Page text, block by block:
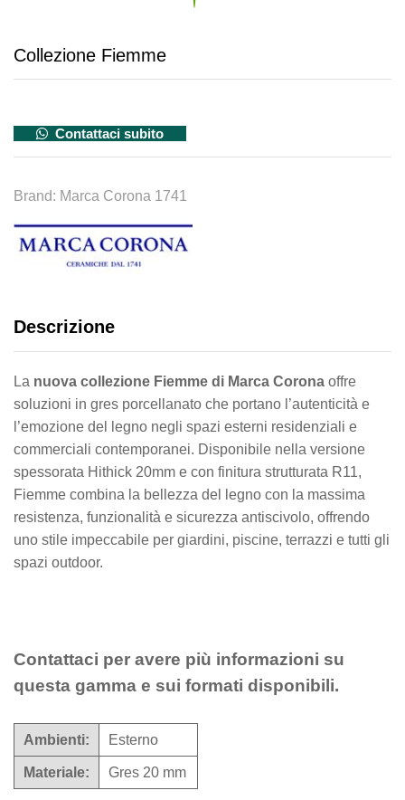
Collezione Fiemme
Contattaci subito
Brand: Marca Corona 1741
Descrizione
La nuova collezione Fiemme di Marca Corona offre
soluzioni in gres porcellanato che portano l’autenticità e
l’emozione del legno negli spazi esterni residenziali e
commerciali contemporanei. Disponibile nella versione
spessorata Hithick 20mm e con finitura strutturata R11,
Fiemme combina la bellezza del legno con la massima
resistenza, funzionalità e sicurezza antiscivolo, offrendo
uno stile impeccabile per giardini, piscine, terrazzi e tutti gli
spazi outdoor.
Contattaci per avere più informazioni su
questa gamma e sui formati disponibili.
Ambienti: Esterno
Materiale: Gres 20 mm